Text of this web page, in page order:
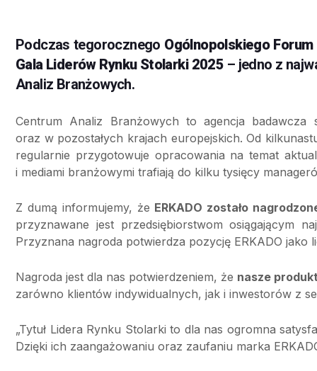
Podczas tegorocznego Ogólnopolskiego
Gala Liderów Rynku Stolarki 2025 – jedno z
Analiz Branżowych.
Centrum Analiz Branżowych to agencja
oraz w pozostałych krajach europejskich. Od
regularnie przygotowuje opracowania na temat
i mediami branżowymi trafiają do kilku tysięcy
Z dumą informujemy, że ERKADO zostało
przyznawane jest przedsiębiorstwom osiągającym
Przyznana nagroda potwierdza pozycję ERKADO
Nagroda jest dla nas potwierdzeniem, że nasze
zarówno klientów indywidualnych, jak i inwestorów z
„Tytuł Lidera Rynku Stolarki to dla nas ogromna
Dzięki ich zaangażowaniu oraz zaufaniu marka